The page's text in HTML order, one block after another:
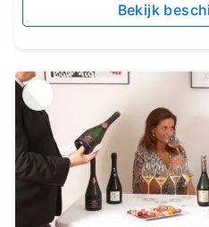
Bekijk